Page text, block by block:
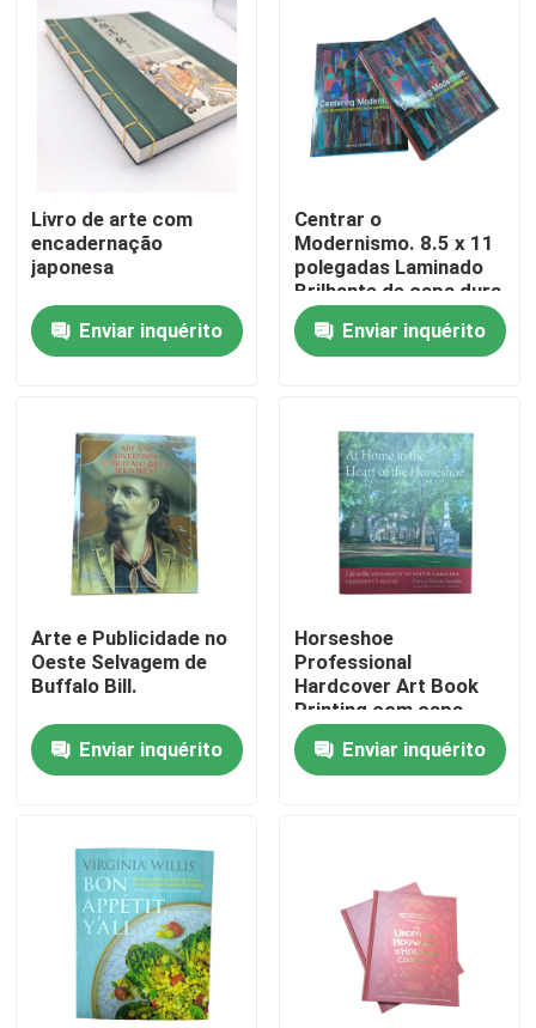
Casa
Vídeos
Sobre nós
Recurso
Peça umas citações
Impressão de livros de mesa
Impressão de cartas de tarô
Livro de arte com
encadernação
japonesa
Enviar inquérito
Centrar o
Modernismo. 8.5 x 11
polegadas Laminado
Brilhante de capa dura
Livro de Arte
Profissional 4C/4C
Serviço de Impressão
Enviar inquérito
Arte e Publicidade no
Oeste Selvagem de
Buffalo Bill.
Enviar inquérito
Horseshoe
Professional
Hardcover Art Book
Printing com capa
laminada fosca e
páginas 4CEnviar inquérito